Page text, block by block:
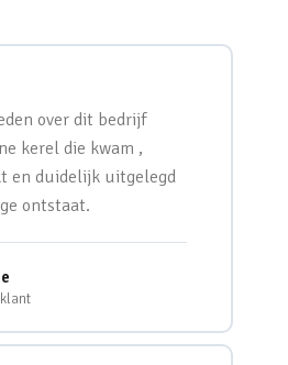
over dit bedrijf
kerel die kwam ,
en duidelijk uitgelegd
ontstaat.